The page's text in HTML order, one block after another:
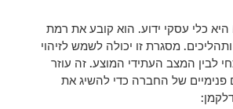
מסגרת McKinsey 7S היא כלי עסקי ידוע. הוא קובע את רמת
מסגרת זו יכולה לשמש לזיהוי
לבין המצב העתידי המוצע. זה עוזר
של החברה כדי להשיג את